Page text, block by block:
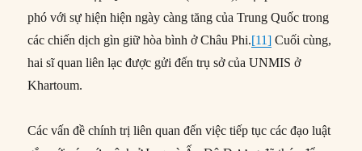
phó với sự hiện hiện ngày càng tăng của Trung Quốc trong
các chiến dịch gìn giữ hòa bình ở Châu Phi.[11] Cuối cùng,
hai sĩ quan liên lạc được gửi đến trụ sở của UNMIS ở
Khartoum.
Các vấn đề chính trị liên quan đến việc tiếp tục các đạo luật